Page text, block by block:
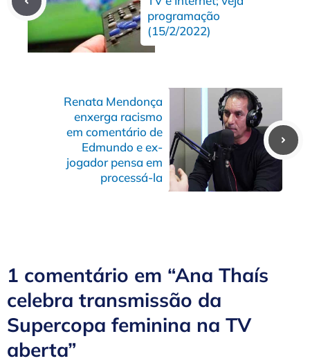
programação
(15/2/2022)
Renata Mendonça
enxerga racismo
em comentário de
Edmundo e ex-
jogador pensa em
processá-la
1 comentário em “Ana Thaís
celebra transmissão da
Supercopa feminina na TV
aberta”